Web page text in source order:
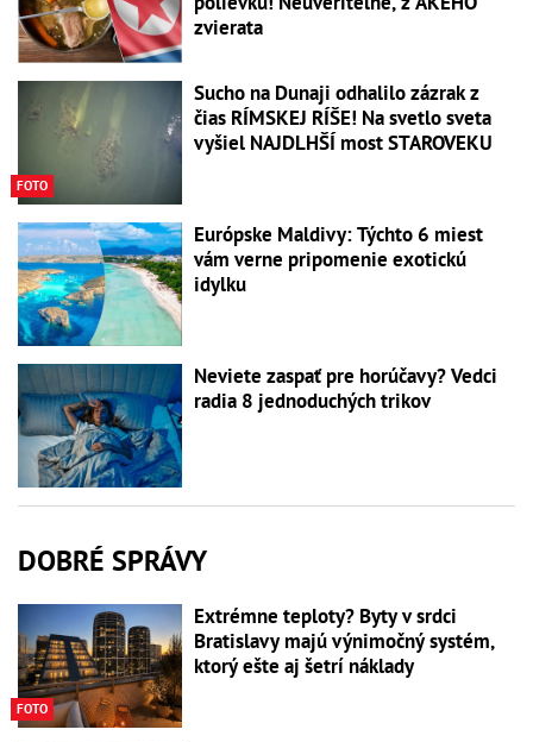
zvierata
FOTO
Sucho na Dunaji odhalilo zázrak z
čias RÍMSKEJ RÍŠE! Na svetlo sveta
vyšiel NAJDLHŠÍ most STAROVEKU
Európske Maldivy: Týchto 6 miest
vám verne pripomenie exotickú
idylku
Neviete zaspať pre horúčavy? Vedci
radia 8 jednoduchých trikov
DOBRÉ SPRÁVY
FOTO
Extrémne teploty? Byty v srdci
Bratislavy majú výnimočný systém,
ktorý ešte aj šetrí náklady